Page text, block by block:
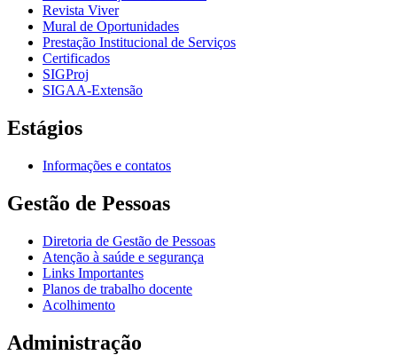
Revista Viver
Mural de Oportunidades
Prestação Institucional de Serviços
Certificados
SIGProj
SIGAA-Extensão
Estágios
Informações e contatos
Gestão de Pessoas
Diretoria de Gestão de Pessoas
Atenção à saúde e segurança
Links Importantes
Planos de trabalho docente
Acolhimento
Administração